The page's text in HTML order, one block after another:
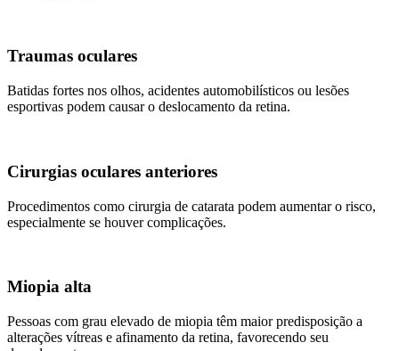
Traumas oculares
Batidas fortes nos olhos, acidentes automobilísticos ou lesões
esportivas podem causar o deslocamento da retina.
Cirurgias oculares anteriores
Procedimentos como cirurgia de catarata podem aumentar o risco,
especialmente se houver complicações.
Miopia alta
Pessoas com grau elevado de miopia têm maior predisposição a
alterações vítreas e afinamento da retina, favorecendo seu